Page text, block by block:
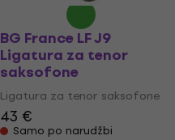
BG France LF J9
Ligatura za tenor
saksofone
Ligatura za tenor saksofone
43 €
Samo po narudžbi